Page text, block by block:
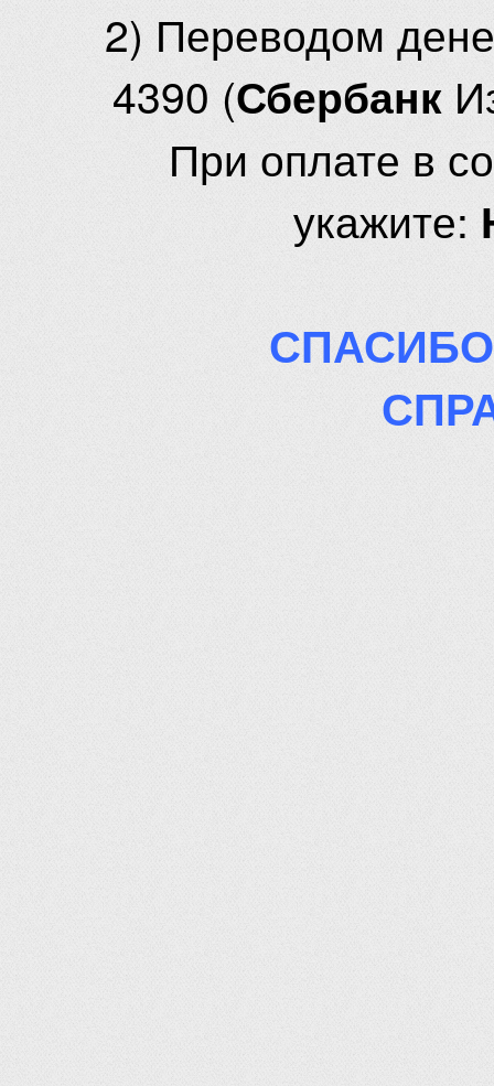
2) Переводом
4390 (Сбербанк
При оплате в
укажите: